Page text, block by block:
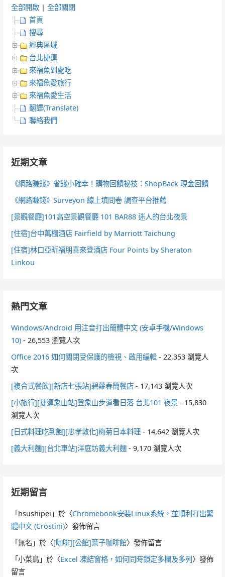
全部開啟 |全部關閉
首頁
搜尋
經典區域
台北捷運
來福魚到處吃
來福魚愛旅行
來福魚愛生活
翻譯(Translate)
聯絡我們
近期文章
《網路賺錢》省錢小確幸！購物回饋祕技：ShopBack 現金回饋
《網路賺錢》Surveyon 線上填問卷 調查平台推薦
[景觀餐廳]101高空景觀餐廳 101 BAR88 迷人的台北夜景
[住宿]台中萬楓酒店 Fairfield by Marriott Taichung
[住宿]林口亞昕福朋喜來登酒店 Four Points by Sheraton
Linkou
熱門文章
Windows/Android 用注音打出簡體中文 (安卓手機/Windows
10) - 26,553 瀏覽人次
Office 2016 如何關閉受保護的檢視、啟用編輯 - 22,353 瀏覽人
次
[複合式餐飲][新店七張站]碧蘿春簡餐店 - 17,143 瀏覽人次
[小旅行][捷運象山站]登象山步道看日落 台北101 夜景 - 15,830
瀏覽人次
[日式料理吃到飽][忠孝敦化]梅菊日本料理 - 14,642 瀏覽人次
[義大利麵][台北車站]洋庭坊義大利麵 - 9,170 瀏覽人次
近期留言
「hsushipei 」於〈Chromebook安裝Linux系統，並順利打出繁
體中文 (Crostini)〉發佈留言
「無名 」於〈[咖啡][公館]葉子咖啡館〉發佈留言
「小菜鳥 」於〈Excel 凍結窗格，如何同時鎖定多欄及多列〉發佈
留言